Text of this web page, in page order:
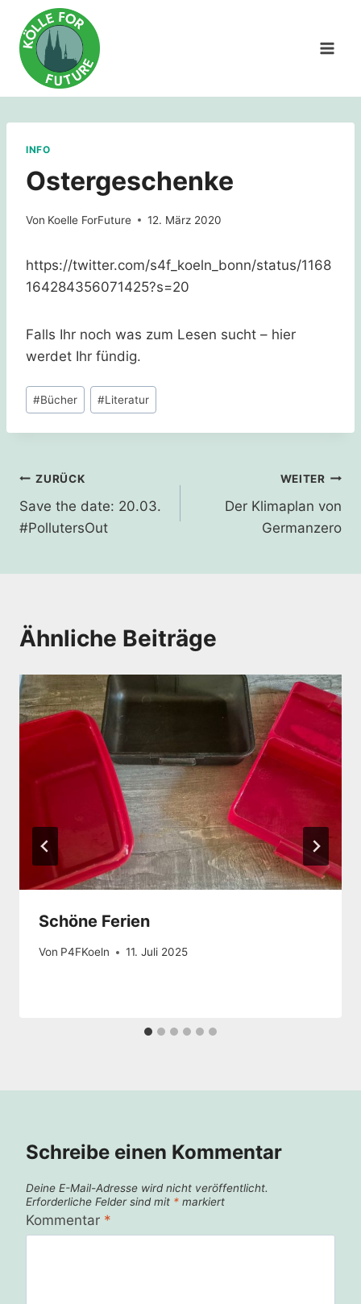
Inhalt
springen
INFO
Ostergeschenke
Von Koelle ForFuture 12. März 2020
https://twitter.com/s4f_koeln_bonn/status/1168
164284356071425?s=20
Falls Ihr noch was zum Lesen sucht – hier
werdet Ihr fündig.
Schlagworte:
#Bücher #Literatur
Beitragsnavigation
ZURÜCK
Save the date: 20.03.
#PollutersOut
WEITER
Der Klimaplan von
Germanzero
Ähnliche Beiträge
Schöne Ferien
Von P4FKoeln 11. Juli 2025
Schreibe einen Kommentar
Deine E-Mail-Adresse wird nicht veröffentlicht.
Erforderliche Felder sind mit * markiert
Kommentar *